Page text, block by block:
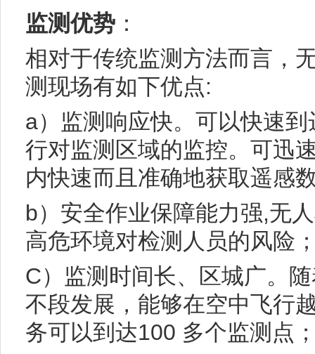
监测优势 ：
相对于传统监测方法而言，
测现场有如下优点:
a）监测响应快。可以快速
行对监测区域的监控。可迅
内快速而且准确地获取遥感
b）安全作业保障能力强,无
高危环境对检测人员的风险
C）监测时间长、区城广。
不段发展，能够在空中飞行
务可以到达100 多个监测点